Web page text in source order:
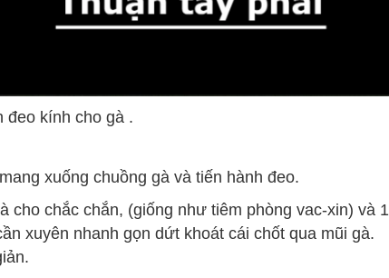
đeo kính cho gà .
xuống chuồng gà và tiến hành đeo.
chắc chắn, (giống như tiêm phòng vac-xin) và 1
xuyên nhanh gọn dứt khoát cái chốt qua mũi gà.